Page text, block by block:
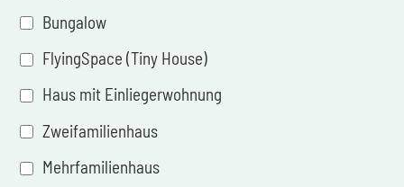
Bungalow
FlyingSpace (Tiny House)
Haus mit Einliegerwohnung
Zweifamilienhaus
Mehrfamilienhaus